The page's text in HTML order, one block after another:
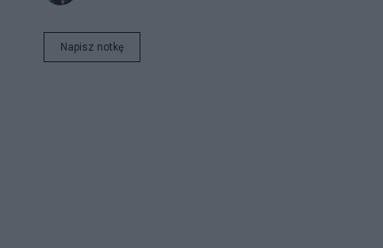
Napisz notkę